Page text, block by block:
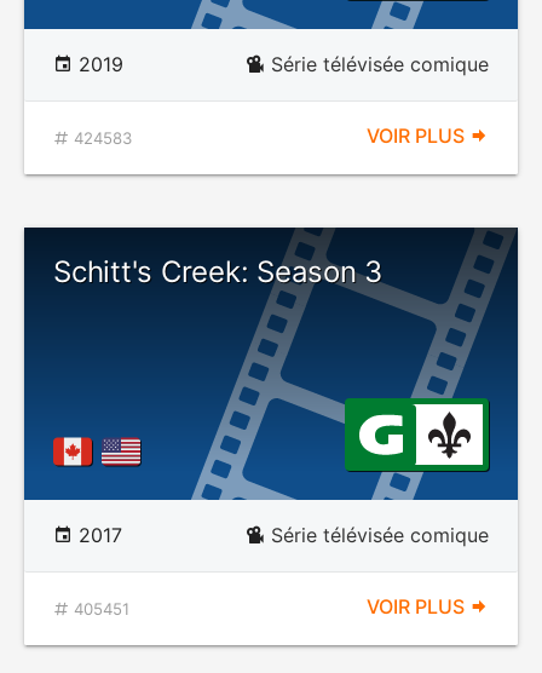
2019 Série télévisée comique
424583 VOIR PLUS
Schitt's Creek: Season 3
2017 Série télévisée comique
405451 VOIR PLUS